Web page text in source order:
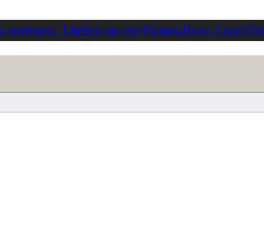
интернета- LiteВеб-мастеруГрафикаИгры, Спорт